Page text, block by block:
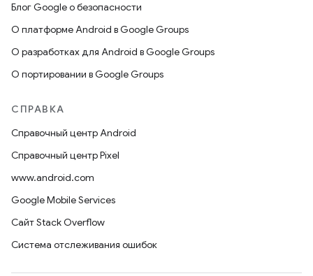
Блог Google о безопасности
О платформе Android в Google Groups
О разработках для Android в Google Groups
О портировании в Google Groups
СПРАВКА
Справочный центр Android
Справочный центр Pixel
www.android.com
Google Mobile Services
Сайт Stack Overflow
Система отслеживания ошибок